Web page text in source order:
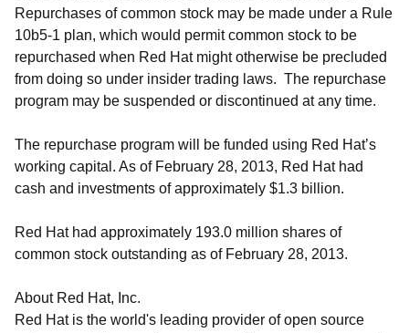
Repurchases of common stock may be made under a Rule
10b5-1 plan, which would permit common stock to be
repurchased when Red Hat might otherwise be precluded
from doing so under insider trading laws. The repurchase
program may be suspended or discontinued at any time.
The repurchase program will be funded using Red Hat’s
working capital. As of February 28, 2013, Red Hat had
cash and investments of approximately $1.3 billion.
Red Hat had approximately 193.0 million shares of
common stock outstanding as of February 28, 2013.
About Red Hat, Inc.
Red Hat is the world's leading provider of open source